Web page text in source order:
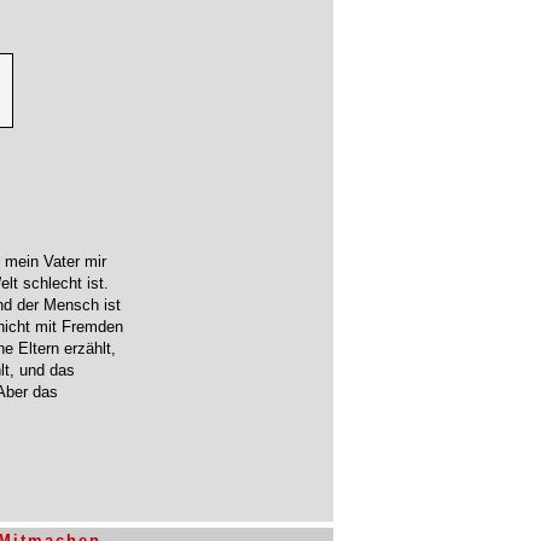
mein Vater mir
schlecht ist.
der Mensch ist
mit Fremden
Eltern erzählt,
und das
das